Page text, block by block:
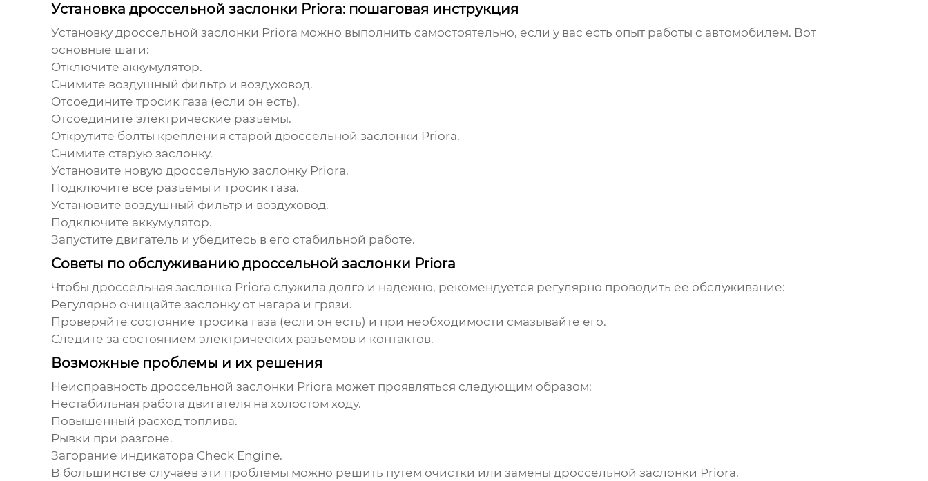
Установка дроссельной заслонки Priora: пошаговая инструкция
Установку дроссельной заслонки Priora можно выполнить самостоятельно, если у вас есть опыт работы с автомобилем. Вот
основные шаги:
Отключите аккумулятор.
Снимите воздушный фильтр и воздуховод.
Отсоедините тросик газа (если он есть).
Отсоедините электрические разъемы.
Открутите болты крепления старой дроссельной заслонки Priora.
Снимите старую заслонку.
Установите новую дроссельную заслонку Priora.
Подключите все разъемы и тросик газа.
Установите воздушный фильтр и воздуховод.
Подключите аккумулятор.
Запустите двигатель и убедитесь в его стабильной работе.
Советы по обслуживанию дроссельной заслонки Priora
Чтобы дроссельная заслонка Priora служила долго и надежно, рекомендуется регулярно проводить ее обслуживание:
Регулярно очищайте заслонку от нагара и грязи.
Проверяйте состояние тросика газа (если он есть) и при необходимости смазывайте его.
Следите за состоянием электрических разъемов и контактов.
Возможные проблемы и их решения
Неисправность дроссельной заслонки Priora может проявляться следующим образом:
Нестабильная работа двигателя на холостом ходу.
Повышенный расход топлива.
Рывки при разгоне.
Загорание индикатора Check Engine.
В большинстве случаев эти проблемы можно решить путем очистки или замены дроссельной заслонки Priora.